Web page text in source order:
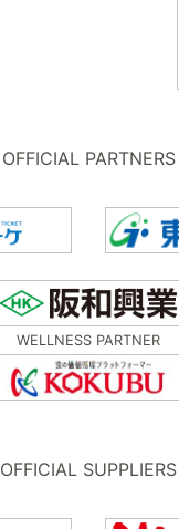
OFFICIAL PARTNERS
WELLNESS PARTNER
OFFICIAL SUPPLIERS